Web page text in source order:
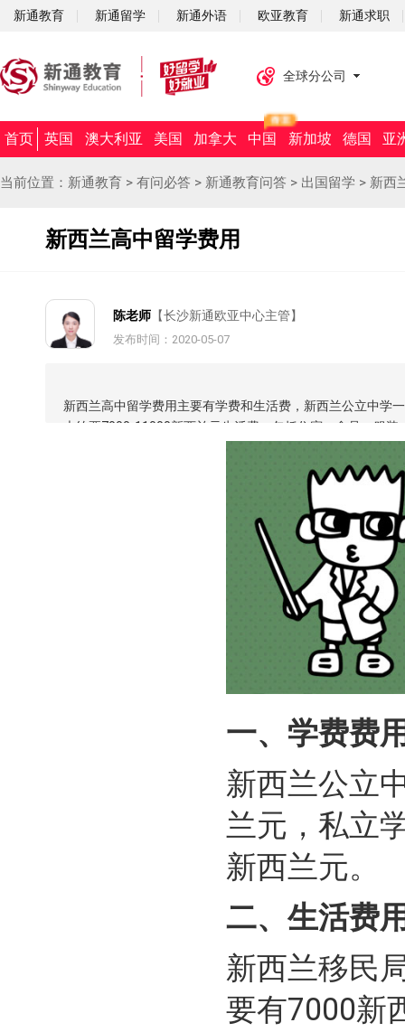
新通教育 新通留学 新通外语 欧亚教育 新通求职
全球分公司
首页 英国 澳大利亚 美国 加拿大 中国 新加坡 德国 亚
当前位置： 新通教育 > 有问必答 > 新通教育问答 > 出国留学 > 新西
新西兰高中留学费用
陈老师 【长沙新通欧亚中心主管】
发布时间：2020-05-07
新西兰高中留学费用主要有学费和生活费，新西兰公立中学
大约要7000-11000新西兰元生活费，包括住宿、食品、服装
一、学费费
新西兰公立
兰元，私立
新西兰元。
二、生活费
新西兰移民
要有7000新